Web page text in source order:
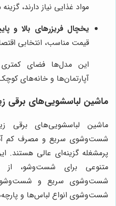
مواد غذایی نیاز دارند،
یخچال فریزرهای بالا و
قیمت مناسب، انتخابی
این مدل‌ها فضای
آپارتمان‌ها و خانه‌های
ماشین لباسشویی‌های برقی
ماشین لباسشویی‌های برقی
شست‌وشوی سریع و مصرف کم آب
پرمشغله گزینه‌ای عالی هستند.
متنوعی برای شست‌وشو،
شست‌وشوی سریع و
شست‌وشوی انواع لباس‌ها و